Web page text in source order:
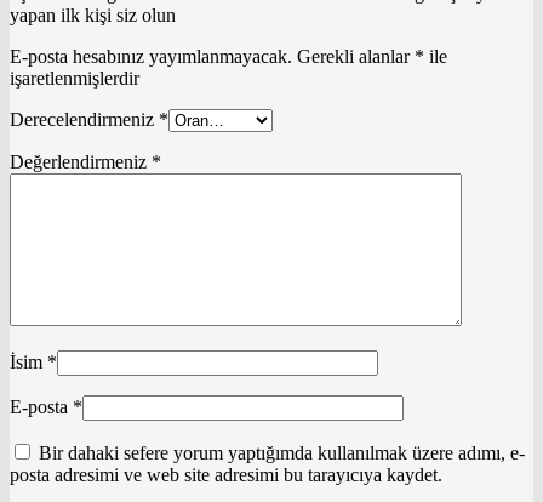
yapan ilk kişi siz olun
E-posta hesabınız yayımlanmayacak. Gerekli alanlar * ile
işaretlenmişlerdir
Derecelendirmeniz *
Değerlendirmeniz *
İsim *
E-posta *
Bir dahaki sefere yorum yaptığımda kullanılmak üzere adımı, e-
posta adresimi ve web site adresimi bu tarayıcıya kaydet.